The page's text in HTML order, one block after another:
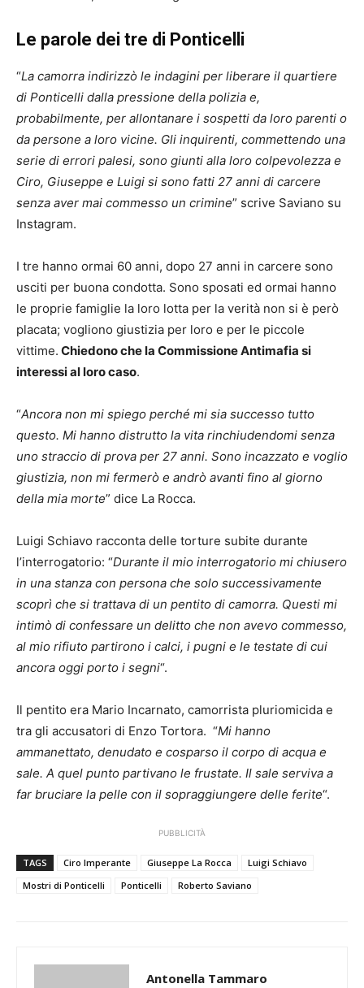
Le parole dei tre di Ponticelli
“La camorra indirizzò le indagini per liberare il quartiere
di Ponticelli dalla pressione della polizia e,
probabilmente, per allontanare i sospetti da loro parenti o
da persone a loro vicine. Gli inquirenti, commettendo una
serie di errori palesi, sono giunti alla loro colpevolezza e
Ciro, Giuseppe e Luigi si sono fatti 27 anni di carcere
senza aver mai commesso un crimine” scrive Saviano su
Instagram.
I tre hanno ormai 60 anni, dopo 27 anni in carcere sono
usciti per buona condotta. Sono sposati ed ormai hanno
le proprie famiglie la loro lotta per la verità non si è però
placata; vogliono giustizia per loro e per le piccole
vittime. Chiedono che la Commissione Antimafia si
interessi al loro caso.
“Ancora non mi spiego perché mi sia successo tutto
questo. Mi hanno distrutto la vita rinchiudendomi senza
uno straccio di prova per 27 anni. Sono incazzato e voglio
giustizia, non mi fermerò e andrò avanti fino al giorno
della mia morte” dice La Rocca.
Luigi Schiavo racconta delle torture subite durante
l’interrogatorio: “Durante il mio interrogatorio mi chiusero
in una stanza con persona che solo successivamente
scoprì che si trattava di un pentito di camorra. Questi mi
intimò di confessare un delitto che non avevo commesso,
al mio rifiuto partirono i calci, i pugni e le testate di cui
ancora oggi porto i segni“.
Il pentito era Mario Incarnato, camorrista pluriomicida e
tra gli accusatori di Enzo Tortora. “Mi hanno
ammanettato, denudato e cosparso il corpo di acqua e
sale. A quel punto partivano le frustate. Il sale serviva a
far bruciare la pelle con il sopraggiungere delle ferite“.
PUBBLICITÀ
TAGS Ciro Imperante Giuseppe La Rocca
Luigi Schiavo
Mostri di Ponticelli
Ponticelli Roberto Saviano
Antonella Tammaro